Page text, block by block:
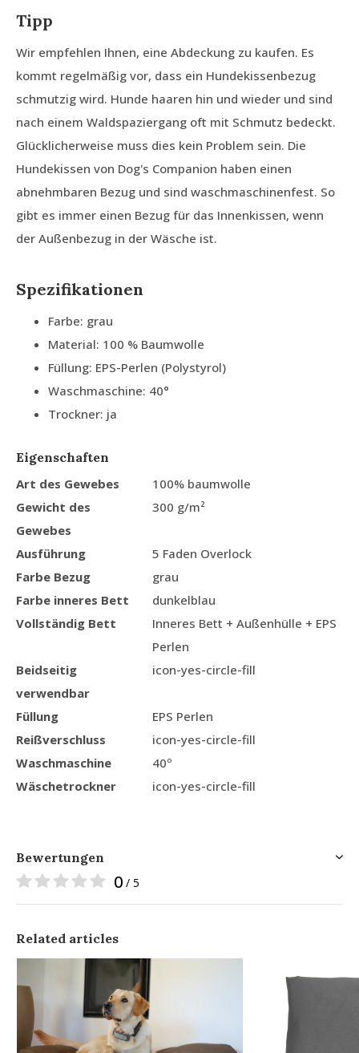
Tipp
Wir empfehlen Ihnen, eine Abdeckung zu kaufen. Es
kommt regelmäßig vor, dass ein Hundekissenbezug
schmutzig wird. Hunde haaren hin und wieder und sind
nach einem Waldspaziergang oft mit Schmutz bedeckt.
Glücklicherweise muss dies kein Problem sein. Die
Hundekissen von Dog's Companion haben einen
abnehmbaren Bezug und sind waschmaschinenfest. So
gibt es immer einen Bezug für das Innenkissen, wenn
der Außenbezug in der Wäsche ist.
Spezifikationen
Farbe: grau
Material: 100 % Baumwolle
Füllung: EPS-Perlen (Polystyrol)
Waschmaschine: 40°
Trockner: ja
Eigenschaften
Art des Gewebes
100% baumwolle
Gewicht des
Gewebes
300 g/m²
Ausführung
5 Faden Overlock
Farbe Bezug
grau
Farbe inneres Bett
dunkelblau
Vollständig Bett
Inneres Bett + Außenhülle + EPS
Perlen
Beidseitig
verwendbar
icon-yes-circle-fill
Füllung
EPS Perlen
Reißverschluss
icon-yes-circle-fill
Waschmaschine
40º
Wäschetrockner
icon-yes-circle-fill
Bewertungen
0 / 5
Related articles